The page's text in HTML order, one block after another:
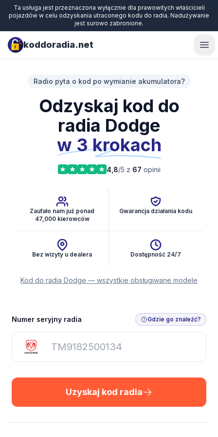
Ta usługa jest przeznaczona wyłącznie dla prawowitych właścicieli
pojazdów w celu odzyskania utraconego kodu do radia. Nadużywanie
jest surowo zabronione.
koddoradia.net
Radio pyta o kod po wymianie akumulatora?
Odzyskaj kod do
radia Dodge
w 3 krokach
4,8/5 z 67 opinii
Zaufało nam już ponad
47,000 kierowców
Gwarancja działania kodu
Bez wizyty u dealera Dostępność 24/7
Kod do radia Dodge — wszystkie obsługiwane modele
Uzyskaj kod radia
Numer seryjny radia Gdzie go znaleźć?
Uzyskaj kod radia